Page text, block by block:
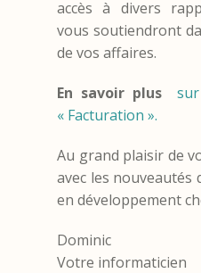
accès à divers
vous soutiendront
de vos affaires.
En savoir plus
« Facturation ».
Au grand plaisir de
avec les
en développement
Dominic
Votre informaticien